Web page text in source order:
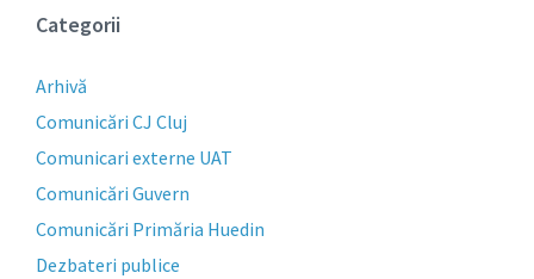
Categorii
Arhivă
Comunicări CJ Cluj
Comunicari externe UAT
Comunicări Guvern
Comunicări Primăria Huedin
Dezbateri publice